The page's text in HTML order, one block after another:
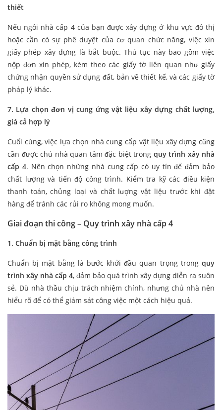
thiết
Nếu ngôi nhà cấp 4 của bạn được xây dựng ở khu vực đô thị
hoặc cần có sự phê duyệt của cơ quan chức năng, việc xin
giấy phép xây dựng là bắt buộc. Thủ tục này bao gồm việc
nộp đơn xin phép, kèm theo các giấy tờ liên quan như giấy
chứng nhận quyền sử dụng đất, bản vẽ thiết kế, và các giấy tờ
pháp lý khác.
7. Lựa chọn đơn vị cung ứng vật liệu xây dựng chất lượng,
giá cả hợp lý
Cuối cùng, việc lựa chọn nhà cung cấp vật liệu xây dựng cũng
cần được chủ nhà quan tâm đặc biệt trong quy trình xây nhà
cấp 4. Nên chọn những nhà cung cấp có uy tín để đảm bảo
chất lượng và tiến độ công trình. Kiểm tra kỹ các điều kiện
thanh toán, chủng loại và chất lượng vật liệu trước khi đặt
hàng để tránh các rủi ro không mong muốn.
Giai đoạn thi công – Quy trình xây nhà cấp 4
1. Chuẩn bị mặt bằng công trình
Chuẩn bị mặt bằng là bước khởi đầu quan trọng trong quy
trình xây nhà cấp 4, đảm bảo quá trình xây dựng diễn ra suôn
sẻ. Dù nhà thầu chịu trách nhiệm chính, nhưng chủ nhà nên
hiểu rõ để có thể giám sát công việc một cách hiệu quả.